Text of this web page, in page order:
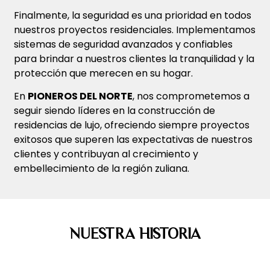
Finalmente, la seguridad es una prioridad en todos
nuestros proyectos residenciales. Implementamos
sistemas de seguridad avanzados y confiables
para brindar a nuestros clientes la tranquilidad y la
protección que merecen en su hogar.
En PIONEROS DEL NORTE, nos comprometemos a
seguir siendo líderes en la construcción de
residencias de lujo, ofreciendo siempre proyectos
exitosos que superen las expectativas de nuestros
clientes y contribuyan al crecimiento y
embellecimiento de la región zuliana.
NUESTRA HISTORIA